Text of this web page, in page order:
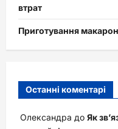
втрат
Приготування
Останні коментарі
Олександра до Як